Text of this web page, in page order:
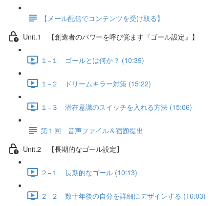
【メール配信でコンテンツを受け取る】
Unit.1 【創造者のパワーを呼び覚ます『ゴール設定』】
１−１ ゴールとは何か？ (10:39)
１−２ ドリームキラー対策 (15:22)
１−３ 潜在意識のスイッチを入れる方法 (15:06)
第１回 音声ファイル＆宿題提出
Unit.2 【長期的なゴール設定】
２−１ 長期的なゴール (10:13)
２−２ 数十年後の自分を詳細にデザインする (16:03)